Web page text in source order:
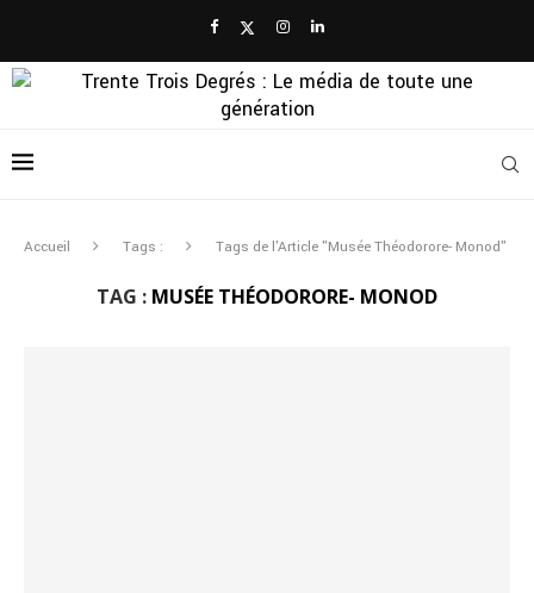
Accueil Tags : Tags de l'Article "Musée Théodorore- Monod"
TAG : MUSÉE THÉODORORE- MONOD